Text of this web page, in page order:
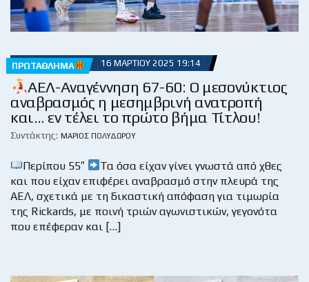
ΠΡΩΤΆΘΛΗΜΑ 16 ΜΑΡΤΊΟΥ 2025 19:14
ΑΕΛ-Αναγέννηση 67-60: Ο μεσονύκτιος
αναβρασμός η μεσημβρινή ανατροπή
και… εν τέλει το πρώτο βήμα Τίτλου!
Συντάκτης: ΜΆΡΙΟΣ ΠΟΛΥΔΏΡΟΥ
Περίπου 55″
Τα όσα είχαν γίνει γνωστά από χθες
και που είχαν επιφέρει αναβρασμό στην πλευρά της
ΑΕΛ, σχετικά με τη δικαστική απόφαση για τιμωρία
της Rickards, με ποινή τριών αγωνιστικών, γεγονότα
που επέφεραν και […]